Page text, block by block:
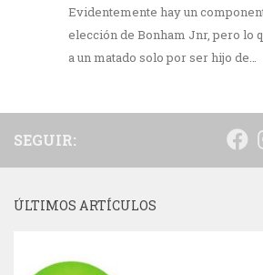
Evidentemente hay un
elección de Bonham Jnr, pero lo
a un matado solo por ser hijo de…
SEGUIR:
ÚLTIMOS ARTÍCULOS